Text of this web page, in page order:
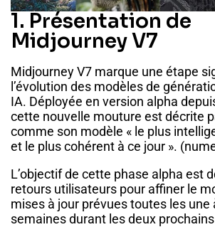
1. Présentation de
Midjourney V7
Midjourney V7 marque une étape
l’évolution des modèles de
IA. Déployée en version alpha
cette nouvelle mouture est décrite
comme son modèle « le plus
et le plus cohérent à ce jour ». (
L’objectif de cette phase alpha est
retours utilisateurs pour affiner le
mises à jour prévues toutes les une
semaines durant les deux